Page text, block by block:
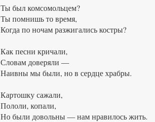
Ты был комсомольцем?
Ты помнишь то время,
Когда по ночам разжигались костры?
Как песни кричали,
Словам доверяли —
Наивны мы были, но в сердце храбры.
Картошку сажали,
Пололи, копали,
Но были довольны — нам нравилось жить.